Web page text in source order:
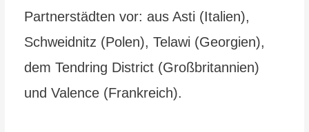
Partnerstädten vor: aus Asti (Italien),
Schweidnitz (Polen), Telawi (Georgien),
dem Tendring District (Großbritannien)
und Valence (Frankreich).